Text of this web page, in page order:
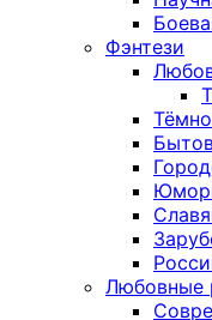
Фэнтези
Любовные